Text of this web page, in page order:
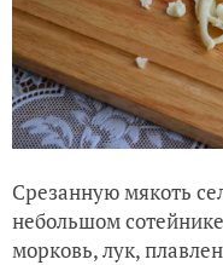
Срезанную мякоть
небольшом
морковь, лук,